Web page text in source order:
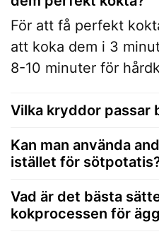
För att få perfekt
att koka dem i 3
8-10 minuter för
Vilka kryddor passar
Kan man använda
istället för
Vad är det bästa
kokprocessen för